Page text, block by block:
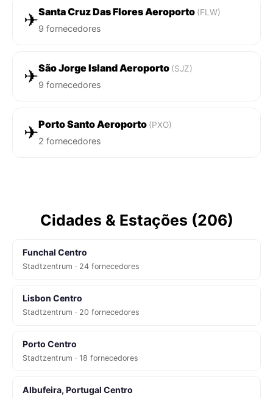
✈Santa Cruz Das Flores Aeroporto (FLW)
9 fornecedores
✈São Jorge Island Aeroporto (SJZ)
9 fornecedores
✈Porto Santo Aeroporto (PXO)
2 fornecedores
Cidades & Estações (206)
Funchal Centro
Stadtzentrum · 24 fornecedores
Lisbon Centro
Stadtzentrum · 20 fornecedores
Porto Centro
Stadtzentrum · 18 fornecedores
Albufeira, Portugal Centro